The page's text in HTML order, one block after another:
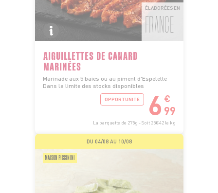
ÉLABORÉES EN
FRANCE
AIGUILLETTES DE CANARD
MARINÉES
Marinade aux 5 baies ou au piment d'Espelette
Dans la limite des stocks disponibles
OPPORTUNITÉ 6 €
99
La barquette de 275g - Soit 25€42 le kg
DU 04/08 AU 10/08
MAISON PICCININI